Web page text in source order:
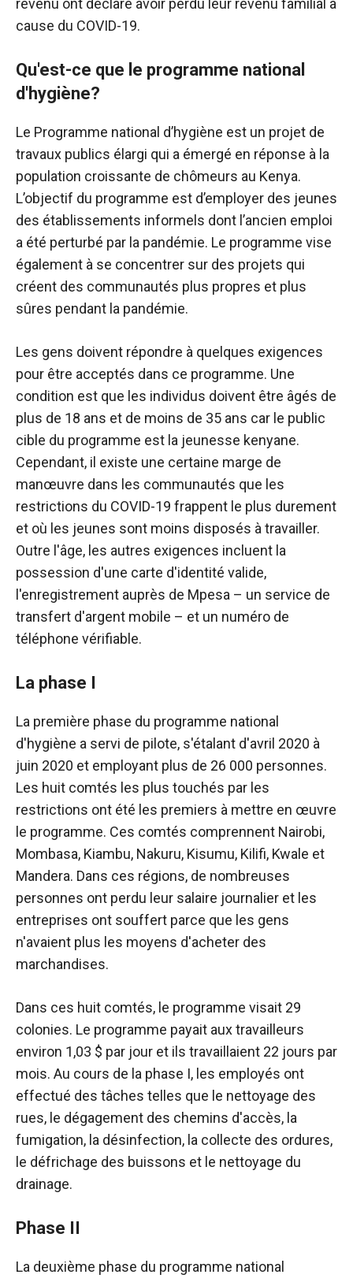
revenu ont déclaré avoir perdu leur revenu familial à
cause du COVID-19.
Qu'est-ce que le programme national
d'hygiène?
Le Programme national d’hygiène est un projet de
travaux publics élargi qui a émergé en réponse à la
population croissante de chômeurs au Kenya.
L’objectif du programme est d’employer des jeunes
des établissements informels dont l’ancien emploi
a été perturbé par la pandémie. Le programme vise
également à se concentrer sur des projets qui
créent des communautés plus propres et plus
sûres pendant la pandémie.
Les gens doivent répondre à quelques exigences
pour être acceptés dans ce programme. Une
condition est que les individus doivent être âgés de
plus de 18 ans et de moins de 35 ans car le public
cible du programme est la jeunesse kenyane.
Cependant, il existe une certaine marge de
manœuvre dans les communautés que les
restrictions du COVID-19 frappent le plus durement
et où les jeunes sont moins disposés à travailler.
Outre l'âge, les autres exigences incluent la
possession d'une carte d'identité valide,
l'enregistrement auprès de Mpesa – un service de
transfert d'argent mobile – et un numéro de
téléphone vérifiable.
La phase I
La première phase du programme national
d'hygiène a servi de pilote, s'étalant d'avril 2020 à
juin 2020 et employant plus de 26 000 personnes.
Les huit comtés les plus touchés par les
restrictions ont été les premiers à mettre en œuvre
le programme. Ces comtés comprennent Nairobi,
Mombasa, Kiambu, Nakuru, Kisumu, Kilifi, Kwale et
Mandera. Dans ces régions, de nombreuses
personnes ont perdu leur salaire journalier et les
entreprises ont souffert parce que les gens
n'avaient plus les moyens d'acheter des
marchandises.
Dans ces huit comtés, le programme visait 29
colonies. Le programme payait aux travailleurs
environ 1,03 $ par jour et ils travaillaient 22 jours par
mois. Au cours de la phase I, les employés ont
effectué des tâches telles que le nettoyage des
rues, le dégagement des chemins d'accès, la
fumigation, la désinfection, la collecte des ordures,
le défrichage des buissons et le nettoyage du
drainage.
Phase II
La deuxième phase du programme national